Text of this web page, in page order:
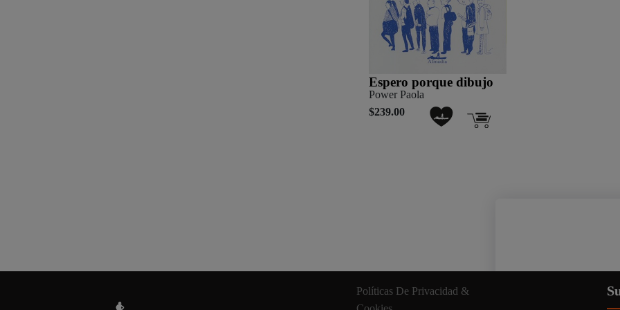
Espero porque dibujo
Power Paola
$239.00
información relevante.
Políticas De Privacidad &